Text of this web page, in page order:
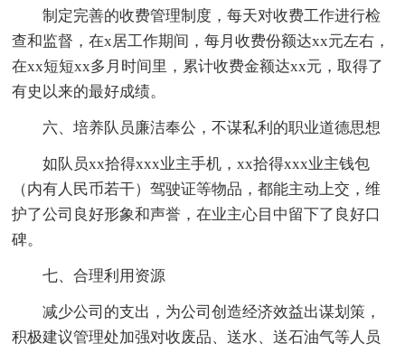
制定完善的收费管理制度，每天对收费工作进行检
查和监督，在x居工作期间，每月收费份额达xx元左右，
在xx短短xx多月时间里，累计收费金额达xx元，取得了
有史以来的最好成绩。
六、培养队员廉洁奉公，不谋私利的职业道德思想
如队员xx拾得xxx业主手机，xx拾得xxx业主钱包
（内有人民币若干）驾驶证等物品，都能主动上交，维
护了公司良好形象和声誉，在业主心目中留下了良好口
碑。
七、合理利用资源
减少公司的支出，为公司创造经济效益出谋划策，
积极建议管理处加强对收废品、送水、送石油气等人员